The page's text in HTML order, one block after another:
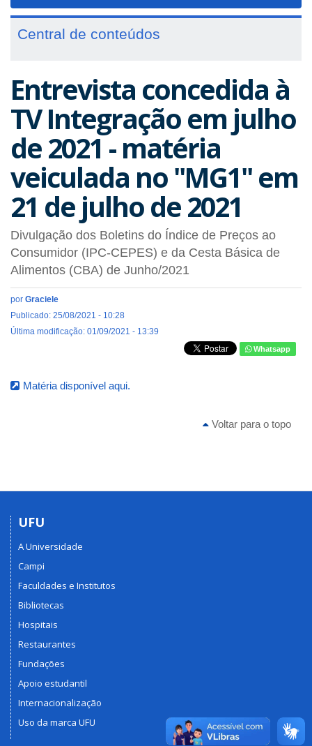
Central de conteúdos
Entrevista concedida à
TV Integração em julho
de 2021 - matéria
veiculada no "MG1" em
21 de julho de 2021
Divulgação dos Boletins do Índice de Preços ao
Consumidor (IPC-CEPES) e da Cesta Básica de
Alimentos (CBA) de Junho/2021
por Graciele
Publicado: 25/08/2021 - 10:28
Última modificação: 01/09/2021 - 13:39
Whatsapp
Matéria disponível aqui.
Voltar para o topo
UFU
A Universidade
Campi
Faculdades e Institutos
Bibliotecas
Hospitais
Restaurantes
Fundações
Apoio estudantil
Internacionalização
Uso da marca UFU